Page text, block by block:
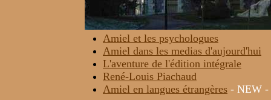
Amiel et les psychologues
Amiel dans les medias d'aujourd'hui
L'aventure de l'édition intégrale
René-Louis Piachaud
Amiel en langues étrangères - NEW